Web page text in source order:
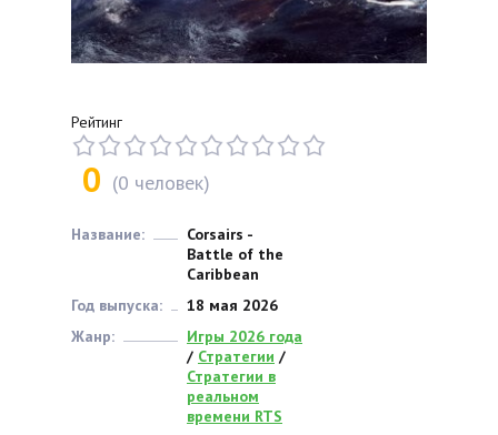
Рейтинг
0 (0 человек)
Название:
Corsairs -
Battle of the
Caribbean
Год выпуска:
18 мая 2026
Жанр:
Игры 2026 года
/ Стратегии /
Стратегии в
реальном
времени RTS